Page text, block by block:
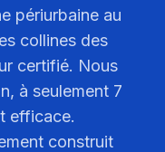
périurbaine au
collines des
certifié. Nous
à seulement 7
efficace.
construit